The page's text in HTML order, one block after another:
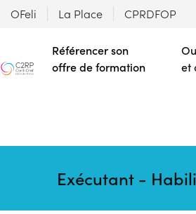
OFeli La Place CPRDFOP
Référencer son
offre de formation
et
Exécutant -